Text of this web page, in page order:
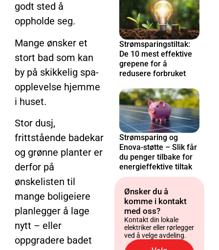
godt sted å
oppholde seg.
Mange ønsker et
stort bad som kan
by på skikkelig spa-
opplevelse hjemme
i huset.
Stor dusj,
frittstående badekar
og grønne planter er
derfor på
ønskelisten til
mange boligeiere
planlegger å lage
nytt – eller
oppgradere badet
Strømsparingstiltak:
De 10 mest effektive
grepene for å
redusere forbruket
Strømsparing og
Enova-støtte – Slik får
du penger tilbake for
energieffektive tiltak
Ønsker du å
komme i kontakt
med oss?
Kontakt din lokale
elektriker eller rørlegger
ved å velge avdeling.